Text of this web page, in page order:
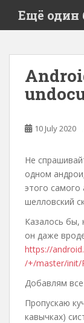
i
Ещё один
10 July 2020
Не
одном
этого самого
шелловский
Казалось бы,
он даже
https://
/+/master/init/
Добавлям
Пропускаю
кавычках)